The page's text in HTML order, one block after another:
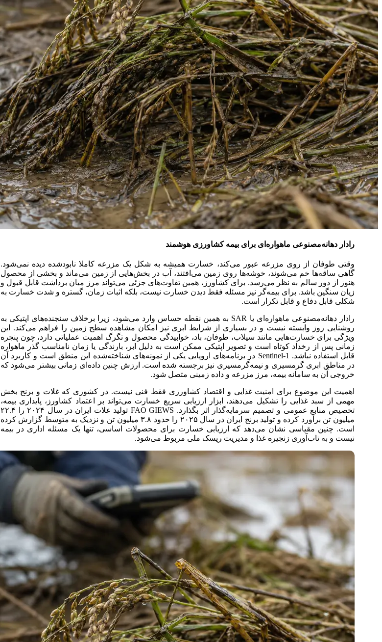
رادار دهانه‌مصنوعی ماهواره‌ای برای بیمه کشاورزی هوشمند
وقتی طوفان از روی مزرعه عبور می‌کند، خسارت همیشه به شکل یک مزرعه کاملا نابودشده دیده نمی‌شود.
گاهی ساقه‌ها خم می‌شوند، خوشه‌ها روی زمین می‌افتند، آب در بخش‌هایی از زمین می‌ماند و بخشی از محصول
هنوز از دور سالم به نظر می‌رسد. برای کشاورز، همین تفاوت‌های جزئی می‌تواند مرز میان برداشت قابل قبول و
زیان سنگین باشد. برای بیمه‌گر نیز مسئله فقط دیدن خسارت نیست، بلکه اثبات زمان، گستره و شدت خسارت به
شکلی قابل دفاع و قابل تکرار است.
رادار دهانه‌مصنوعی ماهواره‌ای یا SAR به همین نقطه حساس وارد می‌شود، زیرا برخلاف سنجنده‌های اپتیکی به
روشنایی روز وابسته نیست و در بسیاری از شرایط ابری نیز امکان مشاهده سطح زمین را فراهم می‌کند. این
ویژگی برای خسارت‌هایی مانند سیلاب، طوفان، باد، خوابیدگی محصول و تگرگ اهمیت عملیاتی دارد، چون پنجره
زمانی پس از رخداد کوتاه است و تصویر اپتیکی ممکن است به دلیل ابر، بارندگی یا زمان نامناسب گذر ماهواره
قابل استفاده نباشد. Sentinel-1 در برنامه‌های اروپایی یکی از نمونه‌های شناخته‌شده این منطق است و کاربرد آن
در مناطق ابری گرمسیری و نیمه‌گرمسیری نیز برجسته شده است. ارزش چنین داده‌ای زمانی بیشتر می‌شود که
خروجی آن به سامانه بیمه، مرز مزرعه و داده زمینی متصل شود.
اهمیت این موضوع برای امنیت غذایی و اقتصاد کشاورزی فقط فنی نیست. در کشوری که غلات و برنج بخش
مهمی از سبد غذایی را تشکیل می‌دهند، ابزار ارزیابی سریع خسارت می‌تواند بر اعتماد کشاورز، پایداری بیمه،
تخصیص منابع عمومی و تصمیم سرمایه‌گذار اثر بگذارد. FAO GIEWS تولید غلات ایران در سال ۲۰۲۴ را ۲۲.۴
میلیون تن برآورد کرده و تولید برنج ایران در سال ۲۰۲۵ را حدود ۳.۸ میلیون تن و نزدیک به متوسط گزارش کرده
است. چنین مقیاسی نشان می‌دهد که ارزیابی خسارت برای محصولات اساسی، تنها یک مسئله اداری در بیمه
نیست و به تاب‌آوری زنجیره غذا و مدیریت ریسک ملی مربوط می‌شود.